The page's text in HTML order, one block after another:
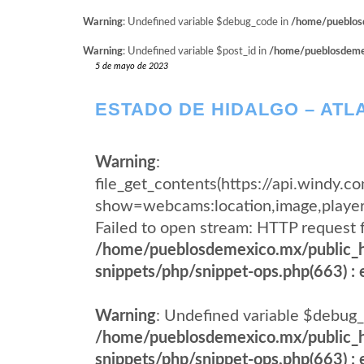
Warning: Undefined variable $debug_code in /home/
Warning: Undefined variable $post_id in /home/
5 de mayo de 2023
ESTADO DE HIDALGO –
Warning:
file_get_contents(https://
Failed to open stream: HTTP
/home/pueblosdemexico.mx/
snippets/php/snippet-ops.php(663) :
Warning: Undefined variable
/home/pueblosdemexico.mx/
snippets/php/snippet-ops.php(663) :